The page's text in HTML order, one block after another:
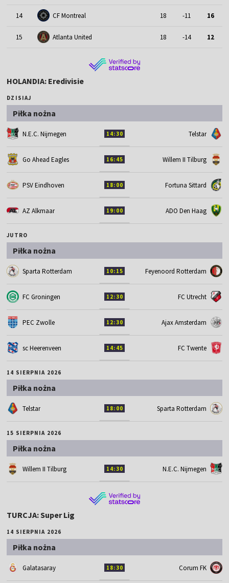
14 CF Montreal 18 -11 16
15 Atlanta United 18 -14 12
HOLANDIA: Eredivisie
DZISIAJ
Piłka nożna
N.E.C. Nijmegen 14:30 Telstar
Go Ahead Eagles 16:45 Willem II Tilburg
PSV Eindhoven 18:00 Fortuna Sittard
AZ Alkmaar 19:00 ADO Den Haag
JUTRO
Piłka nożna
Sparta Rotterdam 10:15 Feyenoord Rotterdam
FC Groningen 12:30 FC Utrecht
PEC Zwolle 12:30 Ajax Amsterdam
sc Heerenveen 14:45 FC Twente
14 SIERPNIA 2026
Piłka nożna
Telstar 18:00 Sparta Rotterdam
15 SIERPNIA 2026
Piłka nożna
Willem II Tilburg 14:30 N.E.C. Nijmegen
TURCJA: Super Lig
14 SIERPNIA 2026
Piłka nożna
Galatasaray 18:30 Corum FK